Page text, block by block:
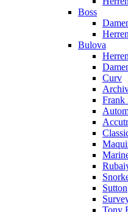
Boss
Herren
Bulova
Herren
Curv
Frank
Sutton
Tony